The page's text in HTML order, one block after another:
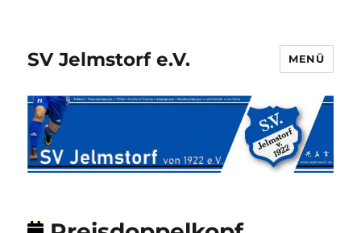
SV Jelmstorf e.V. MENÜ